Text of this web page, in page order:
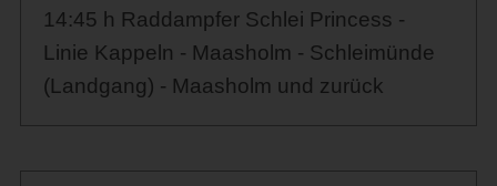
14:45 h Raddampfer Schlei Princess -
Linie Kappeln - Maasholm - Schleimünde
(Landgang) - Maasholm und zurück